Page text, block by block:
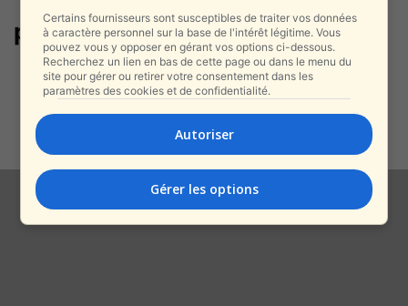
protection vie privée Israël
Harcèlement incessant des
lignes de dons liées aux tombes
de tsadikim...
alxprss_sab - 25 février 2026
Certains fournisseurs sont susceptibles de traiter vos données
à caractère personnel sur la base de l'intérêt légitime. Vous
pouvez vous y opposer en gérant vos options ci-dessous.
Recherchez un lien en bas de cette page ou dans le menu du
site pour gérer ou retirer votre consentement dans les
paramètres des cookies et de confidentialité.
Autoriser
Gérer les options